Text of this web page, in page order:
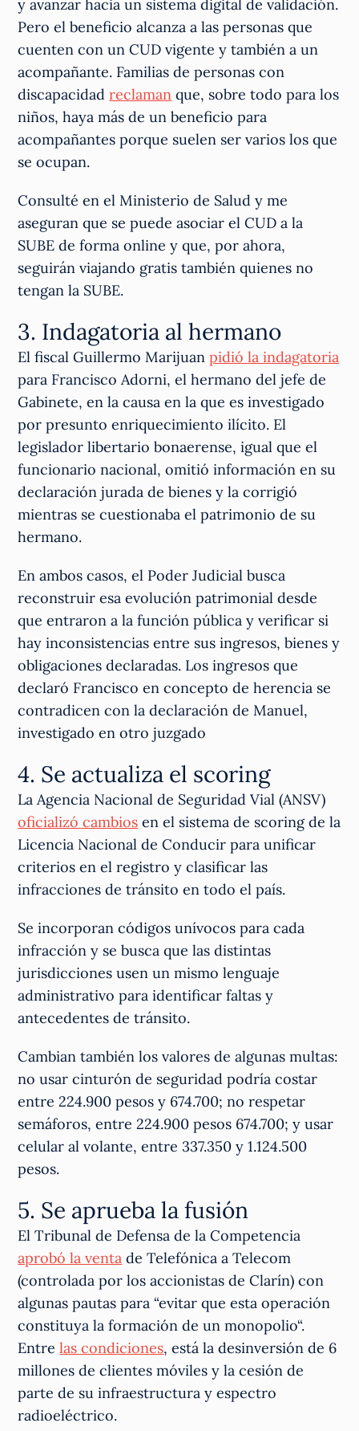
y avanzar hacia un sistema digital de validación.
Pero el beneficio alcanza a las personas que
cuenten con un CUD vigente y también a un
acompañante. Familias de personas con
discapacidadreclaman que, sobre todo para los
niños, haya más de un beneficio para
acompañantes porque suelen ser varios los que
se ocupan.
Consulté en el Ministerio de Salud y me
aseguran que se puede asociar el CUD a la
SUBE de forma online y que, por ahora,
seguirán viajando gratis también quienes no
tengan la SUBE.
3. Indagatoria al hermano
El fiscal Guillermo Marijuanpidió la indagatoria
para Francisco Adorni, el hermano del jefe de
Gabinete, en la causa en la que es investigado
por presunto enriquecimiento ilícito. El
legislador libertario bonaerense, igual que el
funcionario nacional, omitió información en su
declaración jurada de bienes y la corrigió
mientras se cuestionaba el patrimonio de su
hermano.
En ambos casos, el Poder Judicial busca
reconstruir esa evolución patrimonial desde
que entraron a la función pública y verificar si
hay inconsistencias entre sus ingresos, bienes y
obligaciones declaradas. Los ingresos que
declaró Francisco en concepto de herencia se
contradicen con la declaración de Manuel,
investigado en otro juzgado
4. Se actualiza el scoring
La Agencia Nacional de Seguridad Vial (ANSV)
oficializó cambios en el sistema de scoring de la
Licencia Nacional de Conducir para unificar
criterios en el registro y clasificar las
infracciones de tránsito en todo el país.
Se incorporan códigos unívocos para cada
infracción y se busca que las distintas
jurisdicciones usen un mismo lenguaje
administrativo para identificar faltas y
antecedentes de tránsito.
Cambian también los valores de algunas multas:
no usar cinturón de seguridad podría costar
entre 224.900 pesos y 674.700; no respetar
semáforos, entre 224.900 pesos 674.700; y usar
celular al volante, entre 337.350 y 1.124.500
pesos.
5. Se aprueba la fusión
El Tribunal de Defensa de la Competencia
aprobó la venta de Telefónica a Telecom
(controlada por los accionistas de Clarín) con
algunas pautas para “evitar que esta operación
constituya la formación de un monopolio“.
Entrelas condiciones, está la desinversión de 6
millones de clientes móviles y la cesión de
parte de su infraestructura y espectro
radioeléctrico.